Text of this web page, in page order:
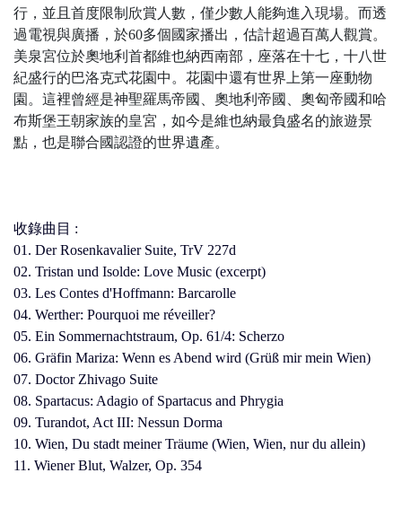
行，並且首度限制欣賞人數，僅少數人能夠進入現場。而透
過電視與廣播，於60多個國家播出，估計超過百萬人觀賞。
美泉宮位於奧地利首都維也納西南部，座落在十七，十八世
紀盛行的巴洛克式花園中。花園中還有世界上第一座動物
園。這裡曾經是神聖羅馬帝國、奧地利帝國、奧匈帝國和哈
布斯堡王朝家族的皇宮，如今是維也納最負盛名的旅遊景
點，也是聯合國認證的世界遺產。
收錄曲目 :
01. Der Rosenkavalier Suite, TrV 227d
02. Tristan und Isolde: Love Music (excerpt)
03. Les Contes d'Hoffmann: Barcarolle
04. Werther: Pourquoi me réveiller?
05. Ein Sommernachtstraum, Op. 61/4: Scherzo
06. Gräfin Mariza: Wenn es Abend wird (Grüß mir mein Wien)
07. Doctor Zhivago Suite
08. Spartacus: Adagio of Spartacus and Phrygia
09. Turandot, Act III: Nessun Dorma
10. Wien, Du stadt meiner Träume (Wien, Wien, nur du allein)
11. Wiener Blut, Walzer, Op. 354